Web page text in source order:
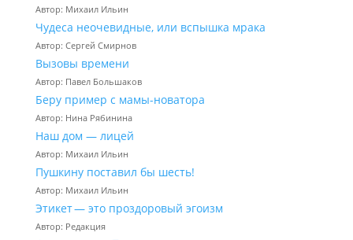
Автор: Михаил Ильин
Чудеса неочевидные, или вспышка мрака
Автор: Сергей Смирнов
Вызовы времени
Автор: Павел Большаков
Беру пример с мамы-новатора
Автор: Нина Рябинина
Наш дом — лицей
Автор: Михаил Ильин
Пушкину поставил бы шесть!
Автор: Михаил Ильин
Этикет — это проздоровый эгоизм
Автор: Редакция